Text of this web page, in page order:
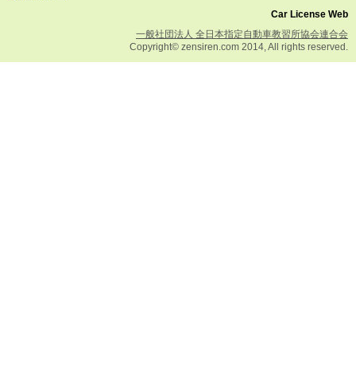
Car License Web
一般社団法人 全日本指定自動車教習所協会連合会
Copyright© zensiren.com 2014, All rights reserved.